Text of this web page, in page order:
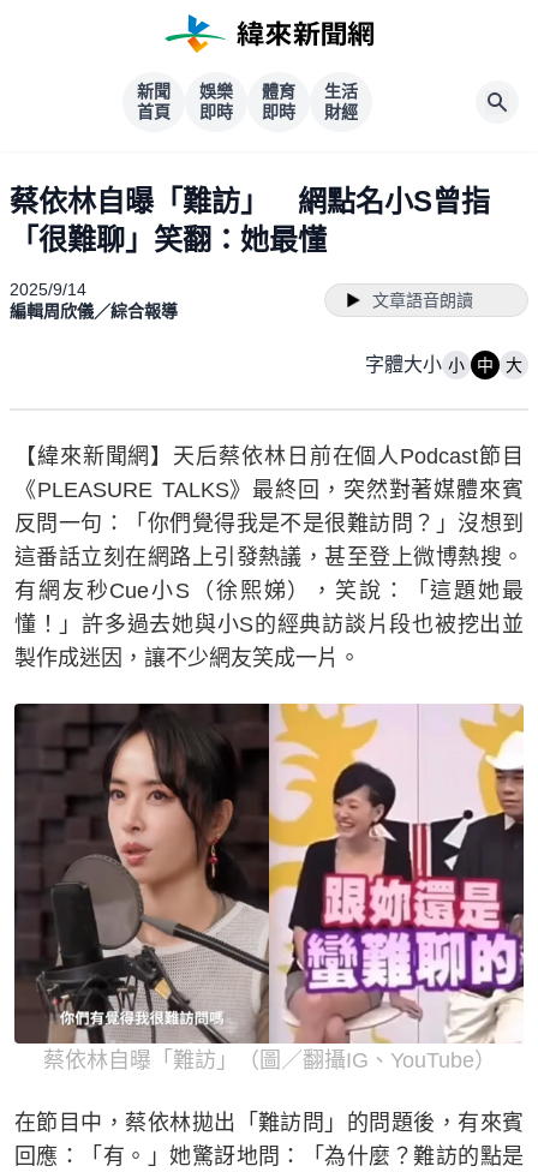
新聞
首頁
娛樂
即時
體育
即時
生活
財經
蔡依林自曝「難訪」 網點名小S曾指
「很難聊」笑翻：她最懂
2025/9/14
編輯周欣儀／綜合報導
文章語音朗讀
字體大小 小 中 大
【緯來新聞網】天后蔡依林日前在個人Podcast節目
《PLEASURE TALKS》最終回，突然對著媒體來賓
反問一句：「你們覺得我是不是很難訪問？」沒想到
這番話立刻在網路上引發熱議，甚至登上微博熱搜。
有網友秒Cue小S（徐熙娣），笑說：「這題她最
懂！」許多過去她與小S的經典訪談片段也被挖出並
製作成迷因，讓不少網友笑成一片。
蔡依林自曝「難訪」（圖／翻攝IG、YouTube）
在節目中，蔡依林拋出「難訪問」的問題後，有來賓
回應：「有。」她驚訝地問：「為什麼？難訪的點是